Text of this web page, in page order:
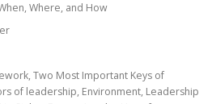
Where, and How
Two Most Important Keys of
of leadership, Environment, Leadership